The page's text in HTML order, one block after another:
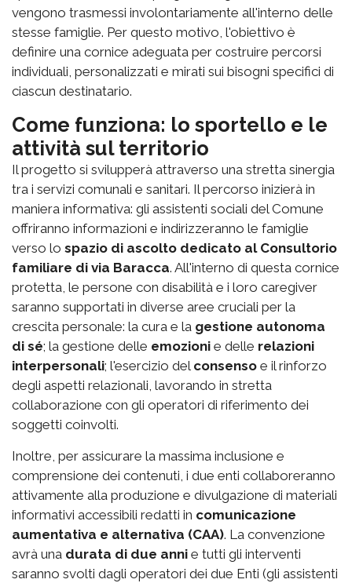
vengono trasmessi involontariamente all'interno delle
stesse famiglie. Per questo motivo, l'obiettivo è
definire una cornice adeguata per costruire percorsi
individuali, personalizzati e mirati sui bisogni specifici di
ciascun destinatario.
Come funziona: lo sportello e le
attività sul territorio
Il progetto si svilupperà attraverso una stretta sinergia
tra i servizi comunali e sanitari. Il percorso inizierà in
maniera informativa: gli assistenti sociali del Comune
offriranno informazioni e indirizzeranno le famiglie
verso lo spazio di ascolto dedicato al Consultorio
familiare di via Baracca. All'interno di questa cornice
protetta, le persone con disabilità e i loro caregiver
saranno supportati in diverse aree cruciali per la
crescita personale: la cura e la gestione autonoma
di sé; la gestione delle emozioni e delle relazioni
interpersonali; l'esercizio del consenso e il rinforzo
degli aspetti relazionali, lavorando in stretta
collaborazione con gli operatori di riferimento dei
soggetti coinvolti.
Inoltre, per assicurare la massima inclusione e
comprensione dei contenuti, i due enti collaboreranno
attivamente alla produzione e divulgazione di materiali
informativi accessibili redatti in comunicazione
aumentativa e alternativa (CAA). La convenzione
avrà una durata di due anni e tutti gli interventi
saranno svolti dagli operatori dei due Enti (gli assistenti